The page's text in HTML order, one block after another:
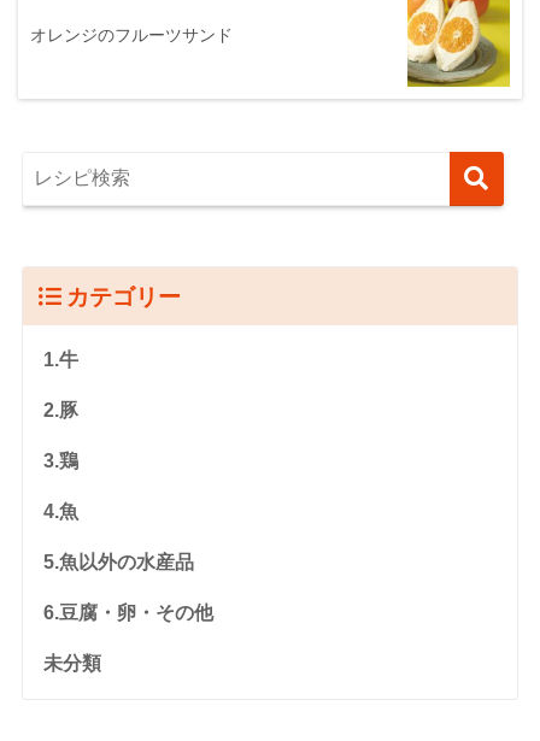
オレンジのフルーツサンド
カテゴリー
1.牛
2.豚
3.鶏
4.魚
5.魚以外の水産品
6.豆腐・卵・その他
未分類